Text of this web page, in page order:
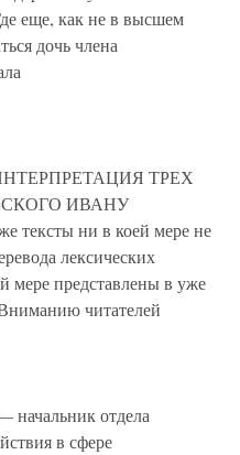
еще, как не в высшем
дочь члена
ТРЕХ
ИВАНУ
ни в коей мере не
лексических
мере представлены в уже
читателей
отдела
в сфере